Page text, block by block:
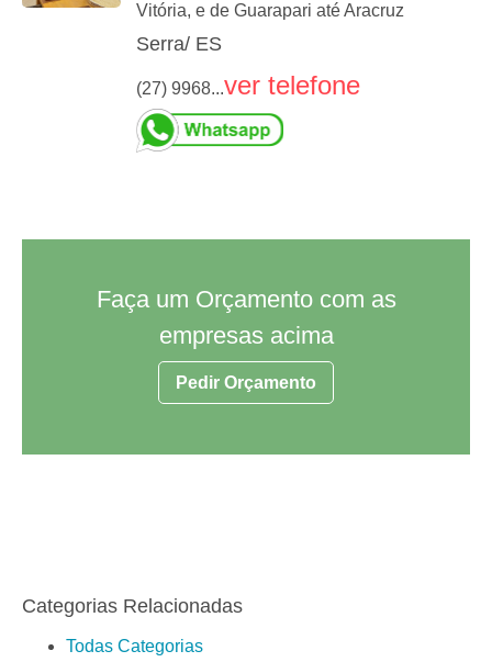
Vitória, e de Guarapari até Aracruz
Serra/ ES
(27) 9968...ver telefone
Faça um Orçamento com as
empresas acima
Pedir Orçamento
Categorias Relacionadas
Todas Categorias